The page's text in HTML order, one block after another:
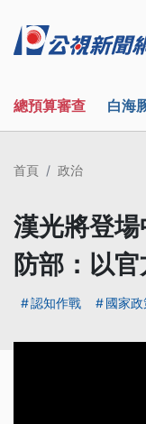
總預算審查 白海
首頁 政治
漢光將登
防部：以
認知作戰 國家